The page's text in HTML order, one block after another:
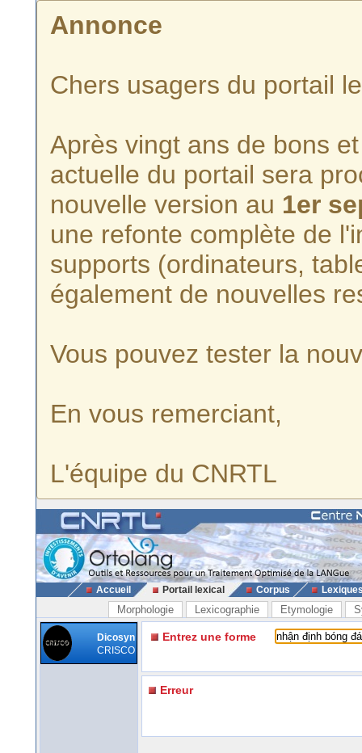
Annonce
Chers usagers du portail
Après vingt ans de bons
actuelle du portail sera
nouvelle version au 1er
une refonte complète de
supports (ordinateurs,
également de nouvelles
Vous pouvez tester la
En vous remerciant,
L'équipe du CNRTL
Accueil Portail lexical Corpus
Morphologie Lexicographie Etymologie
Dicosyn
CRISCO
Entrez une forme
Erreur